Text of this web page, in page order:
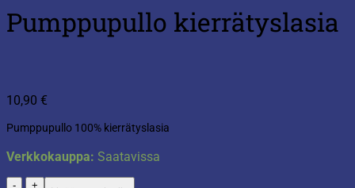
Pumppupullo kierrätyslasia
10,90 €
Pumppupullo 100% kierrätyslasia
Verkkokauppa: Saatavissa
Pumppupullo